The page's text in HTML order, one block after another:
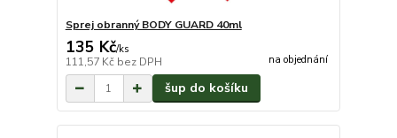
Sprej obranný BODY GUARD 40ml
135 Kč/ks
111,57 Kč bez DPH na objednání
šup do košíku